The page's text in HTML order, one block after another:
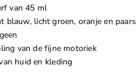
van 45 ml
blauw, licht groen, oranje en paars
van de fijne motoriek
huid en kleding